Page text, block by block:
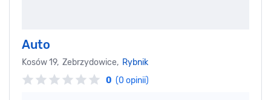
Auto
Kosów 19, Zebrzydowice, Rybnik
0 (0 opinii)